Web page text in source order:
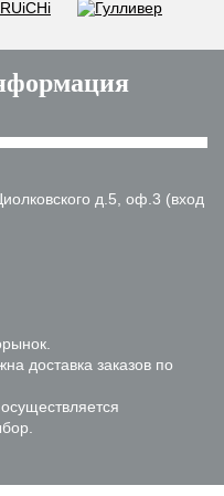
д.5, оф.3 (вход
доставка заказов по